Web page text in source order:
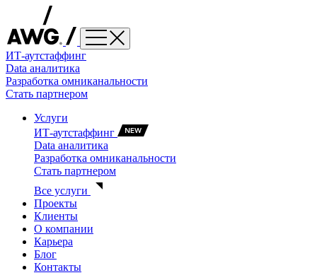
ИТ-аутстаффинг
Data аналитика
Разработка омниканальности
Стать партнером
Услуги
ИТ-аутстаффинг
Data аналитика
Разработка омниканальности
Стать партнером
Все услуги
Проекты
Клиенты
О компании
Карьера
Блог
Контакты